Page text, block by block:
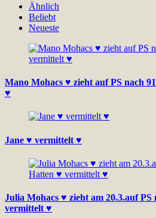
Ähnlich
Beliebt
Neueste
Mano Mohacs ♥ zieht auf PS nach
♥
Jane ♥ vermittelt ♥
Julia Mohacs ♥ zieht am 20.3.auf PS
vermittelt ♥